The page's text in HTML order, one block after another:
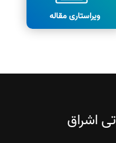
ویراستاری مقاله
اشراق